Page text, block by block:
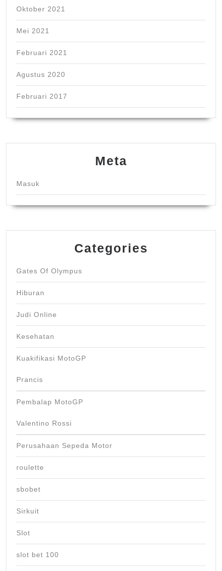
Oktober 2021
Mei 2021
Februari 2021
Agustus 2020
Februari 2017
Meta
Masuk
Categories
Gates Of Olympus
Hiburan
Judi Online
Kesehatan
Kuakifikasi MotoGP
Prancis
Pembalap MotoGP
Valentino Rossi
Perusahaan Sepeda Motor
roulette
sbobet
Sirkuit
Slot
slot bet 100